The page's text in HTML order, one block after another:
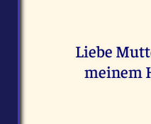
Liebe
meinem